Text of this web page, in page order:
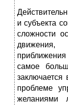
и субъекта
сложности
самое
проблеме
желаниями